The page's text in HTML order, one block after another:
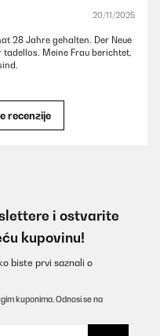
20/11/2025
28 Jahre gehalten. Der Neue
Meine Frau berichtet,
dafür?
POTVRĐENI PREGLED
recenzije
i ostvarite
kupovinu!
biste prvi saznali o
kuponima. Odnosi se na